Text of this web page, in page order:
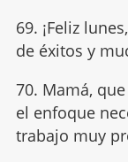
69. ¡Feliz
de éxitos y
70. Mamá, que
el enfoque
trabajo muy